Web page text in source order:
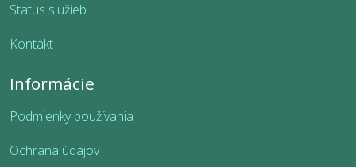
Status služieb
Kontakt
Informácie
Podmienky používania
Ochrana údajov